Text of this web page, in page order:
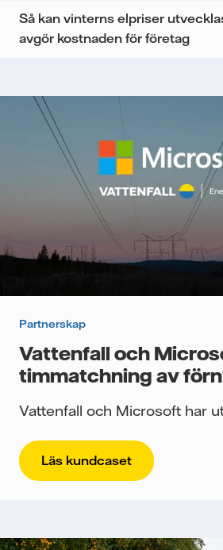
Så kan vinterns elpriser
avgör kostnaden för företag
Partnerskap
Vattenfall och
timmatchning av
Vattenfall och Microsoft har
Läs kundcaset